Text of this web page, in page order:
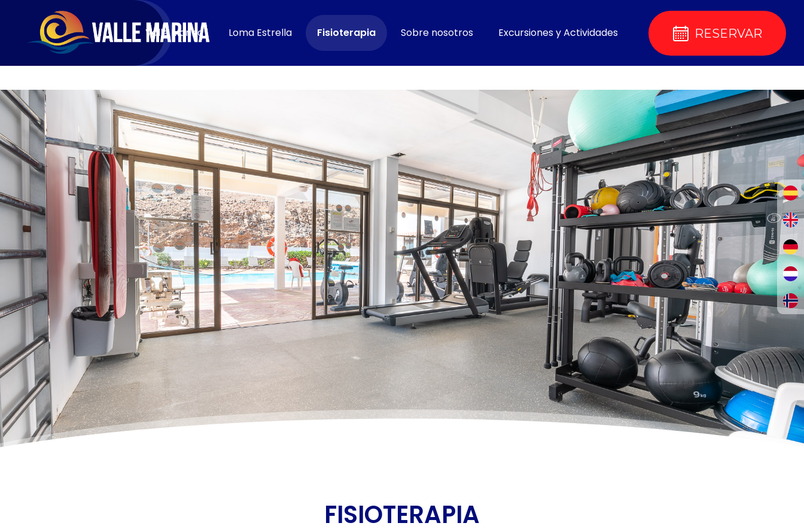
Valle Marina Loma Estrella Fisioterapia Sobre nosotros Excursiones y Actividades RESERVAR
Reservar ahora
FISIOTERAPIA